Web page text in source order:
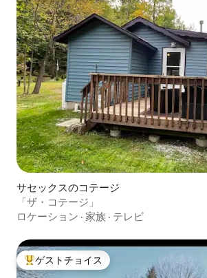
サセックスのコテージ
「ザ・コテージ」
ロケーション · 家族 · テレビ
大好評のゲストチョイスです。
ゲストチョイス